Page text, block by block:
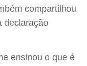
compartilhou
declaração
ensinou o que é